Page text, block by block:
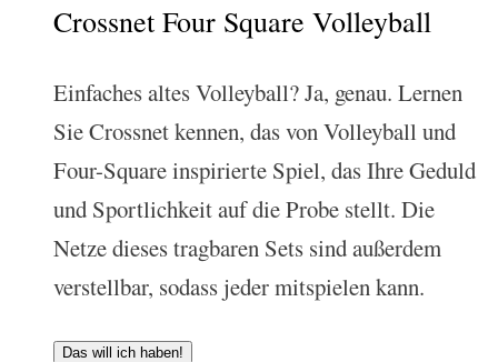
Crossnet Four Square Volleyball
Einfaches altes Volleyball? Ja, genau. Lernen
Sie Crossnet kennen, das von Volleyball und
Four-Square inspirierte Spiel, das Ihre Geduld
und Sportlichkeit auf die Probe stellt. Die
Netze dieses tragbaren Sets sind außerdem
verstellbar, sodass jeder mitspielen kann.
Das will ich haben!